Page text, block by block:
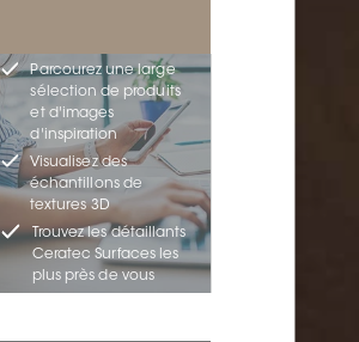
Parcourez une large
sélection de produits
et d'images
d'inspiration
Visualisez des
échantillons de
textures 3D
Trouvez les détaillants
Ceratec Surfaces les
plus près de vous